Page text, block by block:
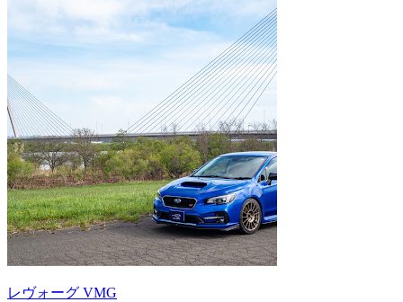
レヴォーグ VMG